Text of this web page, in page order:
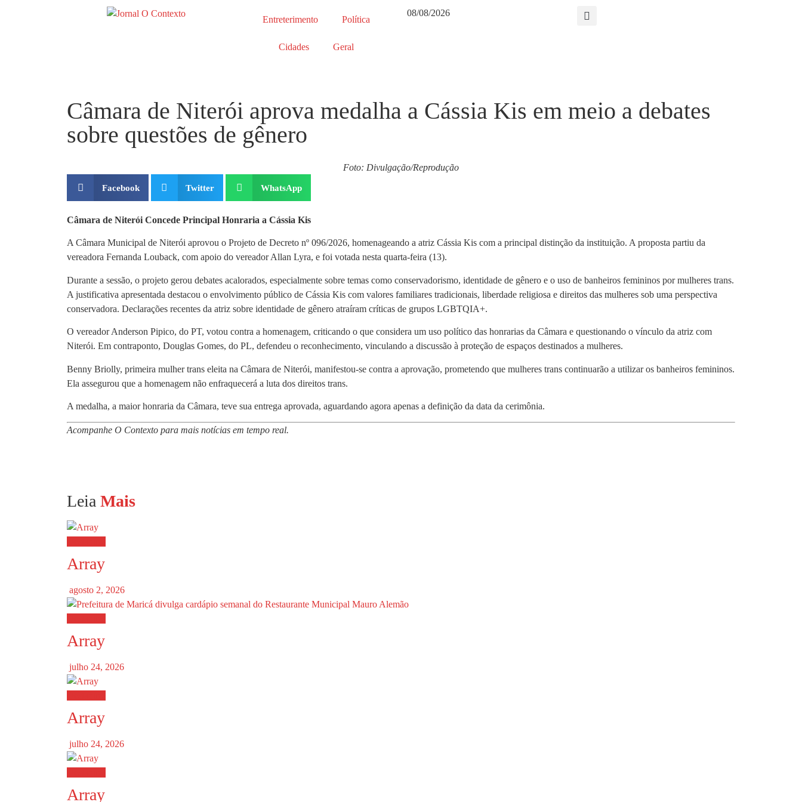
Entreterimento Política
Cidades Geral
08/08/2026
Câmara de Niterói aprova medalha a Cássia Kis em meio a debates
sobre questões de gênero
Foto: Divulgação/Reprodução
Facebook Twitter WhatsApp
Câmara de Niterói Concede Principal Honraria a Cássia Kis
A Câmara Municipal de Niterói aprovou o Projeto de Decreto nº 096/2026, homenageando a atriz Cássia Kis com a principal distinção da instituição. A proposta partiu da
vereadora Fernanda Louback, com apoio do vereador Allan Lyra, e foi votada nesta quarta-feira (13).
Durante a sessão, o projeto gerou debates acalorados, especialmente sobre temas como conservadorismo, identidade de gênero e o uso de banheiros femininos por mulheres trans.
A justificativa apresentada destacou o envolvimento público de Cássia Kis com valores familiares tradicionais, liberdade religiosa e direitos das mulheres sob uma perspectiva
conservadora. Declarações recentes da atriz sobre identidade de gênero atraíram críticas de grupos LGBTQIA+.
O vereador Anderson Pipico, do PT, votou contra a homenagem, criticando o que considera um uso político das honrarias da Câmara e questionando o vínculo da atriz com
Niterói. Em contraponto, Douglas Gomes, do PL, defendeu o reconhecimento, vinculando a discussão à proteção de espaços destinados a mulheres.
Benny Briolly, primeira mulher trans eleita na Câmara de Niterói, manifestou-se contra a aprovação, prometendo que mulheres trans continuarão a utilizar os banheiros femininos.
Ela assegurou que a homenagem não enfraquecerá a luta dos direitos trans.
A medalha, a maior honraria da Câmara, teve sua entrega aprovada, aguardando agora apenas a definição da data da cerimônia.
Acompanhe O Contexto para mais notícias em tempo real.
Leia Mais
Array
agosto 2, 2026
Array
julho 24, 2026
Array
julho 24, 2026
Array